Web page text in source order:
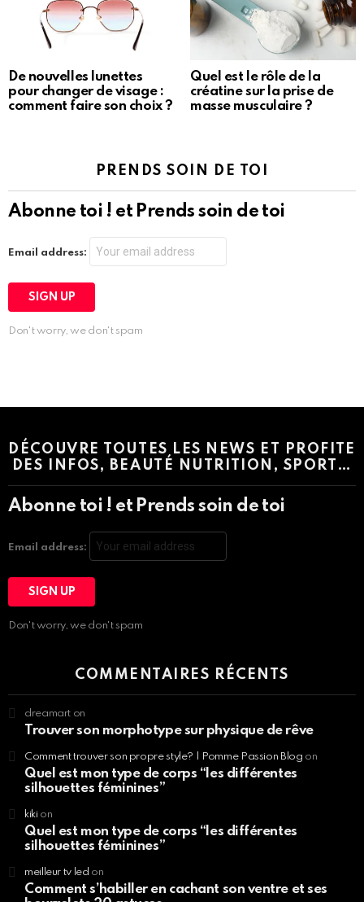
De nouvelles lunettes
pour changer de visage :
comment faire son choix ?
Quel est le rôle de la
créatine sur la prise de
masse musculaire ?
PRENDS SOIN DE TOI
Abonne toi ! et Prends soin de toi
Email address:
Don't worry, we don't spam
DÉCOUVRE TOUTES LES NEWS ET PROFITE
DES INFOS, BEAUTÉ NUTRITION, SPORT…
Abonne toi ! et Prends soin de toi
Email address:
Don't worry, we don't spam
COMMENTAIRES RÉCENTS
dreamart on
Trouver son morphotype sur physique de rêve
Comment trouver son propre style? | Pomme Passion Blog on
Quel est mon type de corps “les différentes
silhouettes féminines”
kikion
Quel est mon type de corps “les différentes
silhouettes féminines”
meilleur tv led on
Comment s’habiller en cachant son ventre et ses